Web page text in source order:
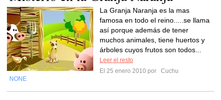
La Granja Naranja es la mas
famosa en todo el reino.....se llama
así porque además de tener
muchos animales, tiene huertos y
árboles cuyos frutos son todos...
Leer el resto
El 25 enero 2010 por
Cuchu
NONE